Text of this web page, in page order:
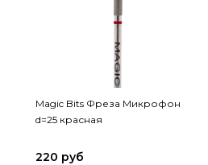
Magic Bits Фреза Микрофон
d=25 красная
220 руб